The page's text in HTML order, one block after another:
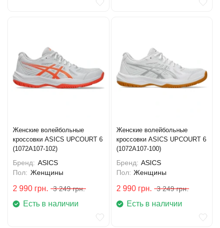
Женские волейбольные
кроссовки ASICS UPCOURT 6
(1072A107-102)
Бренд: ASICS
Пол: Женщины
2 990 грн. 3 249 грн.
Есть в наличии
Женские волейбольные
кроссовки ASICS UPCOURT 6
(1072A107-100)
Бренд: ASICS
Пол: Женщины
2 990 грн. 3 249 грн.
Есть в наличии